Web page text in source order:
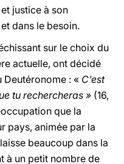
justice à son
dans le besoin.
sur le choix du
actuelle, ont décidé
Deutéronome : « C’est
tu rechercheras » (16,
que la
pays, animée par la
beaucoup dans la
à un petit nombre de